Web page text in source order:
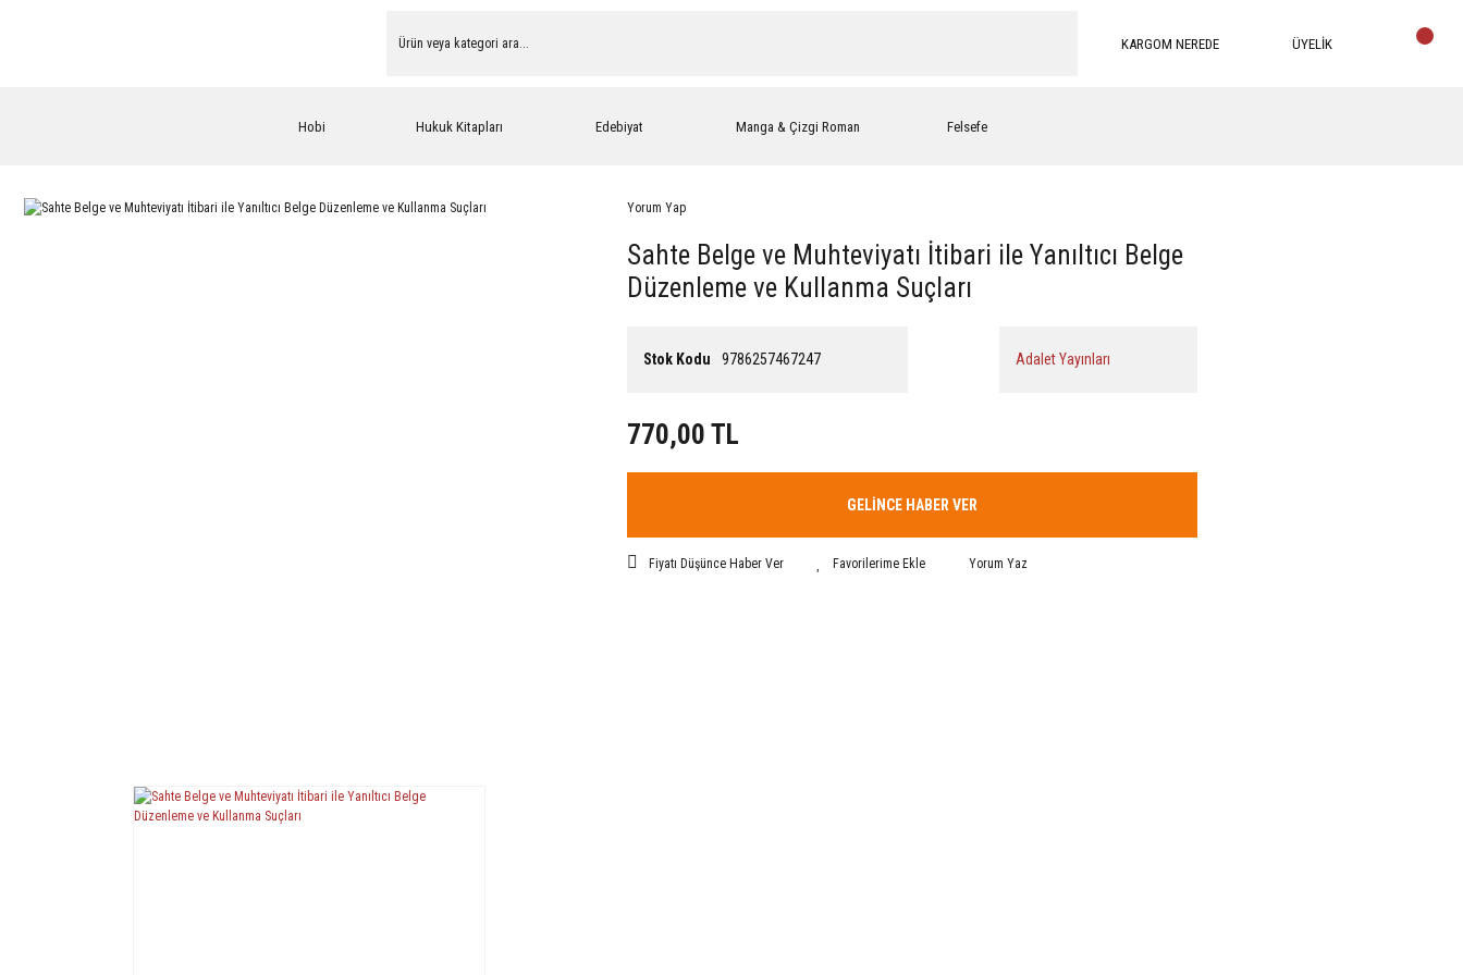
KARGOM NEREDE ÜYELİK
Hobi Hukuk Kitapları Edebiyat Manga & Çizgi Roman Felsefe
Yorum Yap
Sahte Belge ve Muhteviyatı İtibari ile Yanıltıcı Belge
Düzenleme ve Kullanma Suçları
Stok Kodu 9786257467247 Adalet Yayınları
770,00 TL
GELİNCE HABER VER
Fiyatı Düşünce Haber Ver Yorum Yaz